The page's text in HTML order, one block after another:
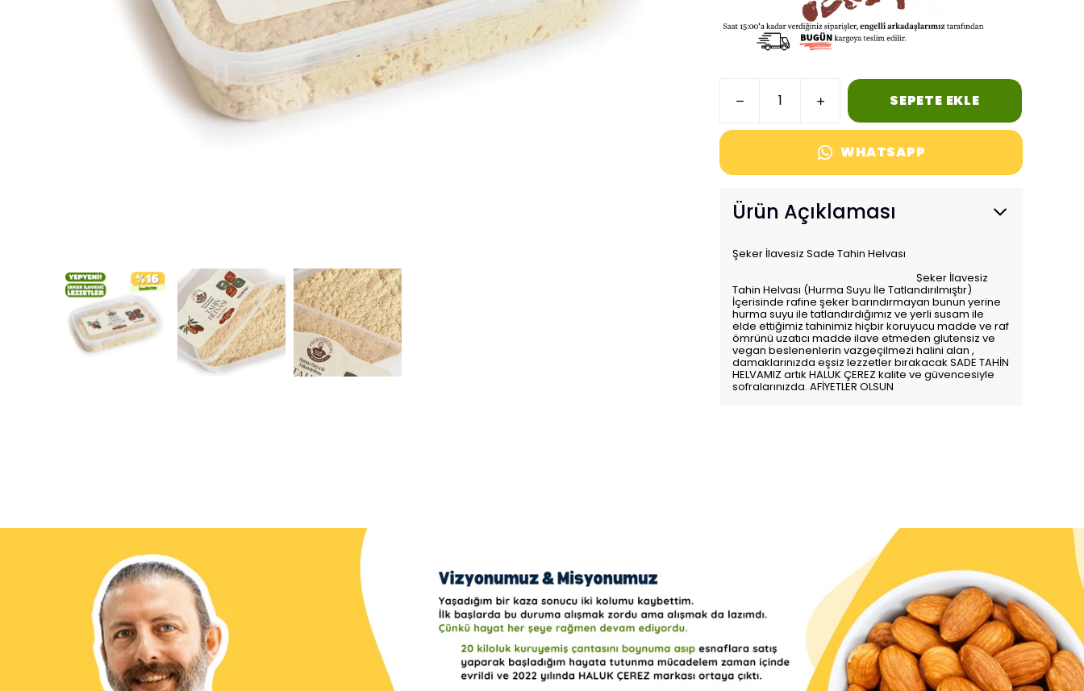
SEPETE EKLE
WHATSAPP
Ürün Açıklaması
Şeker İlavesiz Sade Tahin Helvası
Şeker İlavesiz
Tahin Helvası (Hurma Suyu İle Tatlandırılmıştır)
İçerisinde rafine şeker barındırmayan bunun yerine
hurma suyu ile tatlandırdığımız ve yerli susam ile
elde ettiğimiz tahinimiz hiçbir koruyucu madde ve raf
ömrünü uzatıcı madde ilave etmeden glutensiz ve
vegan beslenenlerin vazgeçilmezi halini alan ,
damaklarınızda eşsiz lezzetler bırakacak SADE TAHİN
HELVAMIZ artık HALUK ÇEREZ kalite ve güvencesiyle
sofralarınızda. AFİYETLER OLSUN